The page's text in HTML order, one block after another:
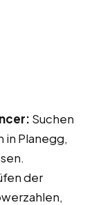
Suchen
in Planegg,
der